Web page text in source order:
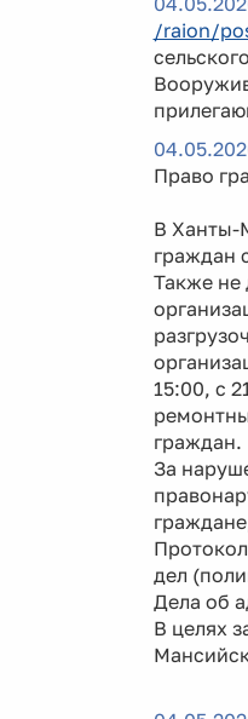
/raion/
Право
В Ханты-
граждан
Также не
15:00, с
граждан.
За
дел
Дела об
В целях